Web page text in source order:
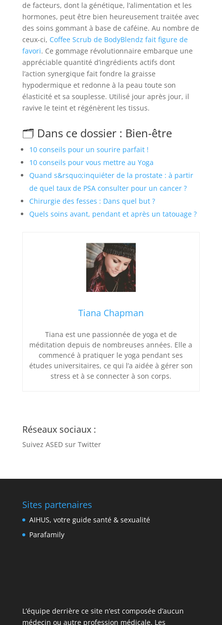
de facteurs, dont la génétique, l’alimentation et les
hormones, peut être bien heureusement traitée avec
des soins gommant à base de caféine. Au nombre de
ceux-ci, Coffee Scrub de BodyBlendz fait figure de
favori. Ce gommage révolutionnaire embarque une
appréciable quantité d’ingrédients actifs dont
l’action synergique fait fondre la graisse
hypodermique et redonne à la peau toute son
élasticité et sa souplesse. Utilisé jour après jour, il
ravive le teint et régénèrent les tissus.
🗂️ Dans ce dossier : Bien-être
10 conseils pour un sourire parfait !
10 conseils pour vous mettre au Yoga
Quand s&rsquo;inquiéter de la prostate : à partir
de quel taux de PSA consulter pour un cancer ?
Chirurgie des fesses : Dans quel but ?
Quels soins avant, pendant et après un tatouage ?
Tiana Chapman
Tiana est une passionnée de yoga et de
méditation depuis de nombreuses années. Elle a
commencé à pratiquer le yoga pendant ses
études universitaires, ce qui l’a aidée à gérer son
stress et à se connecter à son corps.
Réseaux sociaux :
Suivez ASED sur Twitter
Sites partenaires
AIHUS, votre guide santé & sexualité
Parafamily
L’équipe derrière ce site n’est composée d’aucun
médecin ou autre profession médicale. Les